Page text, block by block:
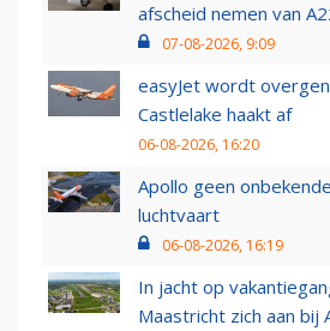
afscheid nemen van
07-08-2026, 9:09
easyJet wordt
Castlelake haakt af
06-08-2026, 16:20
Apollo geen
luchtvaart
06-08-2026, 16:19
In jacht op
Maastricht zich aan bij